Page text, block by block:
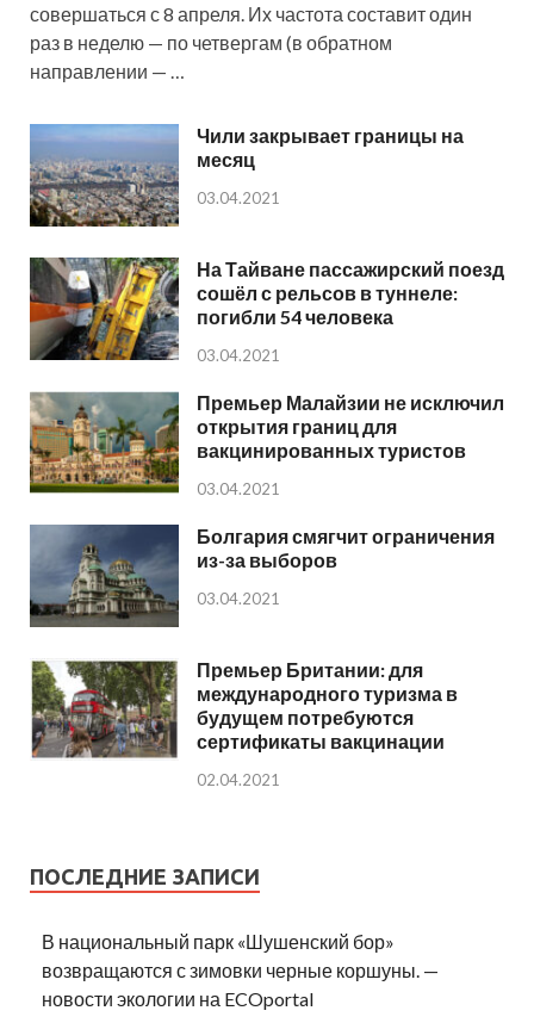
совершаться с 8 апреля. Их частота составит один
раз в неделю — по четвергам (в обратном
направлении — …
Чили закрывает границы на
месяц
03.04.2021
На Тайване пассажирский поезд
сошёл с рельсов в туннеле:
погибли 54 человека
03.04.2021
Премьер Малайзии не исключил
открытия границ для
вакцинированных туристов
03.04.2021
Болгария смягчит ограничения
из-за выборов
03.04.2021
Премьер Британии: для
международного туризма в
будущем потребуются
сертификаты вакцинации
02.04.2021
ПОСЛЕДНИЕ ЗАПИСИ
В национальный парк «Шушенский бор»
возвращаются с зимовки черные коршуны. —
новости экологии на ECOportal